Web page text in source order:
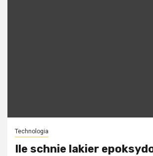
Technologia
Ile schnie lakier